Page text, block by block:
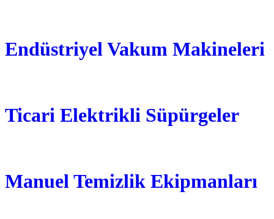
Endüstriyel Vakum Makineleri
Ticari Elektrikli Süpürgeler
Manuel Temizlik Ekipmanları